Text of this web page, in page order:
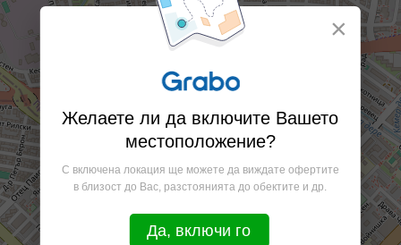
×
Желаете ли да включите Вашето
местоположение?
С включена локация ще можете да виждате офертите
в близост до Вас, разстоянията до обектите и др.
Да, включи го